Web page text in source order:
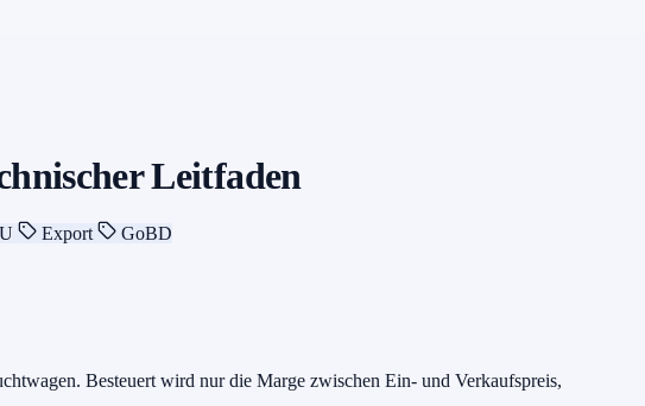
Leitfaden
Export GoBD
Besteuert wird nur die Marge zwischen Ein- und Verkaufspreis,